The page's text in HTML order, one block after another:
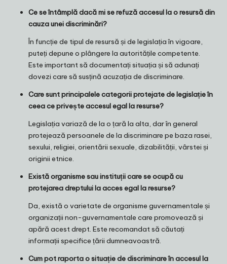
Ce se întâmplă dacă mi se refuză accesul la o resursă din
cauza unei discriminări?
În funcție de tipul de resursă și de legislația în vigoare,
puteți depune o plângere la autoritățile competente.
Este important să documentați situația și să adunați
dovezi care să susțină acuzația de discriminare.
Care sunt principalele categorii protejate de legislație în
ceea ce privește accesul egal la resurse?
Legislația variază de la o țară la alta, dar în general
protejează persoanele de la discriminare pe baza rasei,
sexului, religiei, orientării sexuale, dizabilității, vârstei și
originii etnice.
Există organisme sau instituții care se ocupă cu
protejarea dreptului la acces egal la resurse?
Da, există o varietate de organisme guvernamentale și
organizații non-guvernamentale care promovează și
apără acest drept. Este recomandat să căutați
informații specifice țării dumneavoastră.
Cum pot raporta o situație de discriminare în accesul la